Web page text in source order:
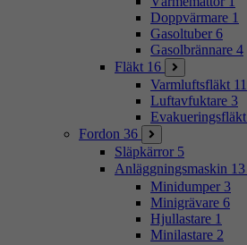
Doppvärmare 1
Gasoltuber 6
Gasolbrännare 4
Fläkt 16
Varmluftsfläkt 11
Luftavfuktare 3
Evakueringsfläkt
Fordon 36
Släpkärror 5
Anläggningsmaskin 13
Minidumper 3
Minigrävare 6
Hjullastare 1
Minilastare 2